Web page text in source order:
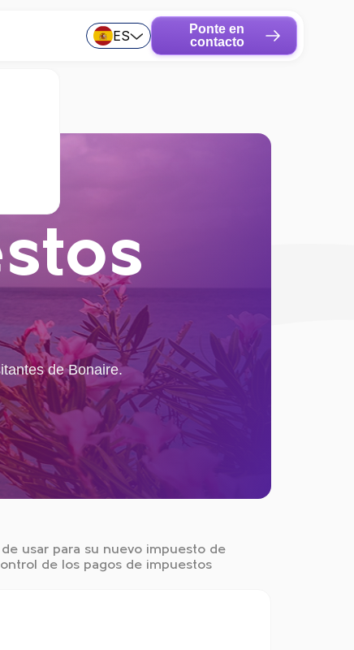
ES
Ponte en
contacto
de Bonaire.
usar para su nuevo impuesto de
de los pagos de impuestos